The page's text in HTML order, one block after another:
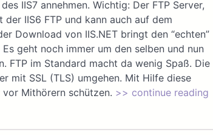
IIS7 annehmen. Wichtig: Der FTP Server,
IIS6 FTP und kann auch auf dem
Download von IIS.NET bringt den “echten”
geht noch immer um den selben und nun
FTP im Standard macht da wenig Spaß. Die
mit SSL (TLS) umgehen. Mit Hilfe diese
Mithörern schützen. >> continue reading